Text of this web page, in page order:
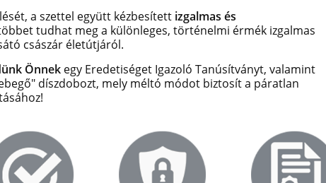
a szettel együtt kézbesített izgalmas és
tudhat meg a különleges, történelmi érmék izgalmas
császár életútjáról.
Önnek egy Eredetiséget Igazoló Tanúsítványt, valamint
díszdobozt, mely méltó módot biztosít a páratlan